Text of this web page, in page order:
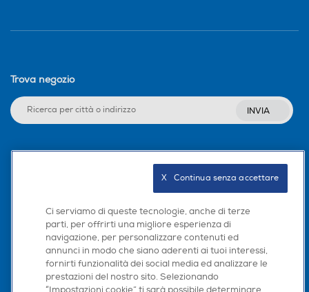
Trova negozio
INVIA
Scarica la nostra app
Ci serviamo di queste tecnologie, anche di terze
parti, per offrirti una migliore esperienza di
navigazione, per personalizzare contenuti ed
annunci in modo che siano aderenti ai tuoi interessi,
fornirti funzionalità dei social media ed analizzare le
prestazioni del nostro sito. Selezionando
X   Continua senza accettare